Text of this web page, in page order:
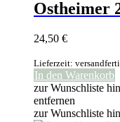
Ostheimer
24,50 €
Lieferzeit:
In den Warenkorb
zur Wunschliste
entfernen
zur Wunschliste